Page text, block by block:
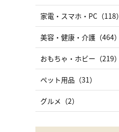
家電・スマホ・PC（118）
美容・健康・介護（464）
おもちゃ・ホビー（219）
ペット用品（31）
グルメ（2）